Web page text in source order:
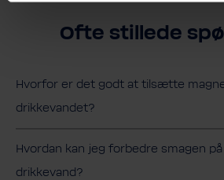
Ofte stillede
Hvorfor er det godt at tilsætte
drikkevandet?
Hvordan kan jeg forbedre smagen
drikkevand?